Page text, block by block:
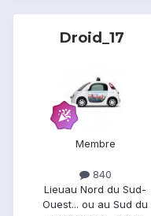
Droid_17
Membre
840
Lieuau Nord du Sud-
Ouest... ou au Sud du